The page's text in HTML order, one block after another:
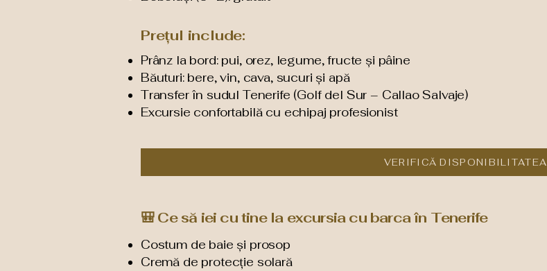
Prețul include:
Prânz la bord: pui, orez, legume, fructe și pâine
Băuturi: bere, vin, cava, sucuri și apă
Transfer în sudul Tenerife (Golf del Sur – Callao Salvaje)
Excursie confortabilă cu echipaj profesionist
VERIFICĂ DISPONIBILITATEA
🎒 Ce să iei cu tine la excursia cu barca în Tenerife
Costum de baie și prosop
Cremă de protecție solară